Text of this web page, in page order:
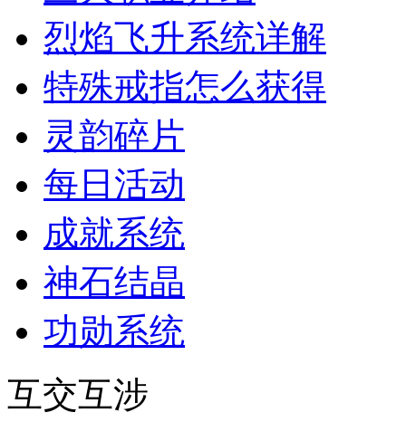
烈焰飞升系统详解
特殊戒指怎么获得
灵韵碎片
每日活动
成就系统
神石结晶
功勋系统
互交互涉